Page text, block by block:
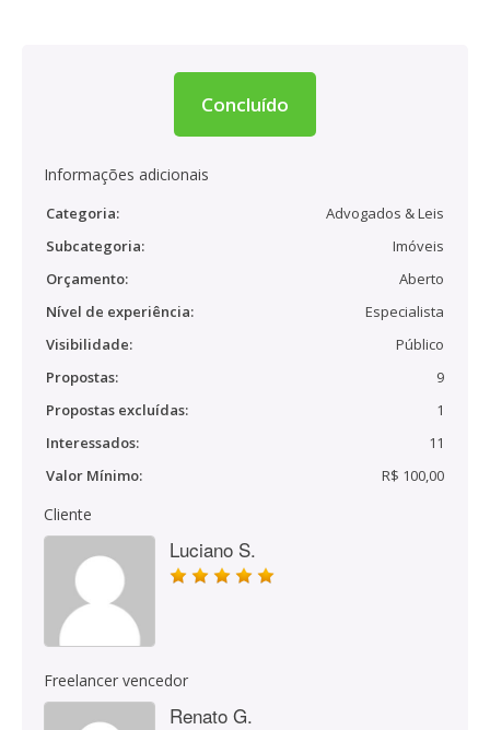
Concluído
Informações adicionais
Categoria:
Advogados & Leis
Subcategoria:
Imóveis
Orçamento:
Aberto
Nível de experiência:
Especialista
Visibilidade:
Público
Propostas:
9
Propostas excluídas:
1
Interessados:
11
Valor Mínimo:
R$ 100,00
Cliente
Luciano S.
Freelancer vencedor
Renato G.